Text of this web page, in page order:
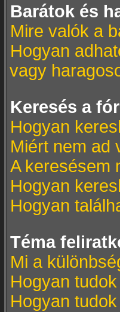
Barátok és
Mire valók a
Hogyan
vagy
Keresés a
Hogyan
Miért nem ad
A keresésem
Hogyan
Hogyan
Téma
Mi a
Hogyan
Hogyan